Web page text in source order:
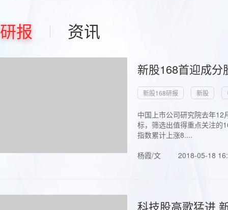
研报 资讯
新股168首迎成
新股168研报 新股
中国上市公司研究院去年
标，筛选出值得重点关注的
指数累计上涨8....
杨霞/文
2018-05-18
科技股高歌猛进